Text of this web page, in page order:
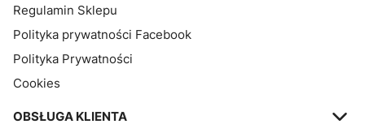
Regulamin Sklepu
Polityka prywatności Facebook
Polityka Prywatności
Cookies
OBSŁUGA KLIENTA